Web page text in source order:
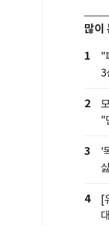
많이
1
"
3
2
"
3
'
4
[